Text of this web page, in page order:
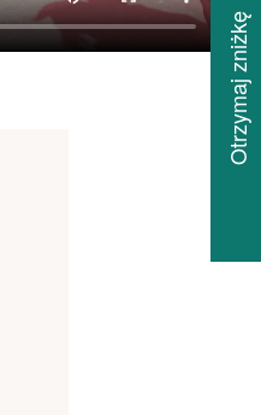
Otrzymaj zniżkę